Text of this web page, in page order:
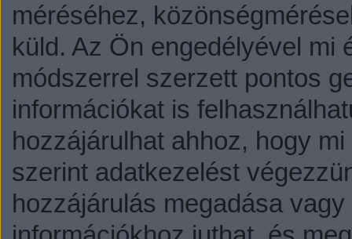
méréséhez,
küld. Az Ön engedélyével mi
módszerrel szerzett pontos
információkat is
hozzájárulhat ahhoz, hogy
szerint adatkezelést
hozzájárulás megadása